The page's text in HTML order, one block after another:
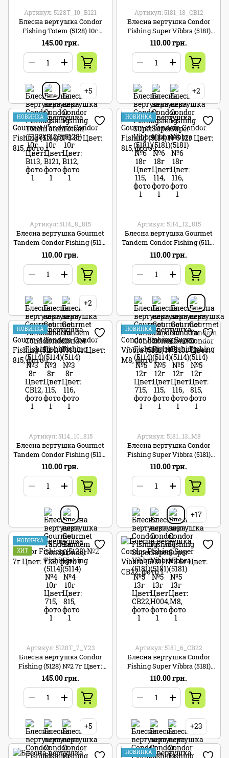
Артикул: 5128T_10_B121
Блесна вертушка Condor
Fishing Totem (5128) 10г
Цвет: B121
145.00 грн.
+5
Артикул: 5181_18_CB12
Блесна вертушка Condor
Fishing Super Vibbra (5181)
№6 18г Цвет: CB12
110.00 грн.
+2
НОВИНКА
Артикул: 5114_8_815
Блесна вертушка Gourmet
Tandem Condor Fishing (5114)
№3 8г Цвет: 815
110.00 грн.
+2
НОВИНКА
Артикул: 5114_12_815
Блесна вертушка Gourmet
Tandem Condor Fishing (5114)
№5 12г Цвет: 815
110.00 грн.
НОВИНКА
Артикул: 5114_10_815
Блесна вертушка Gourmet
Tandem Condor Fishing (5114)
№4 10г Цвет: 815
110.00 грн.
НОВИНКА
Артикул: 5181_13_M8
Блесна вертушка Condor
Fishing Super Vibbra (5181)
№5 13г Цвет: M8
110.00 грн.
+17
НОВИНКА
ХИТ
Артикул: 5128T_7_Y23
Блесна вертушка Condor
Fishing (5128) №2 7г Цвет:
Y23
145.00 грн.
+5
Артикул: 5181_6_CB22
Блесна вертушка Condor
Fishing Super Vibbra (5181)
№2 6г Цвет: CB22
110.00 грн.
+23
НОВИНКА